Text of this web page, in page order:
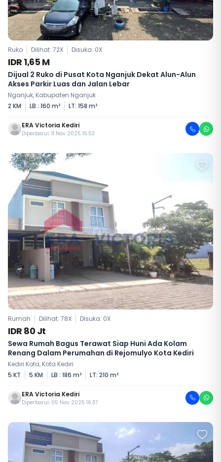
Ruko Dilihat: 72X Disuka: 0X
IDR 1,65 M
Dijual 2 Ruko di Pusat Kota Nganjuk Dekat Alun-Alun
Akses Parkir Luas dan Jalan Lebar
Nganjuk, Kabupaten Nganjuk
2 KM
LB : 160 m² LT: 158 m²
ERA Victoria Kediri
Diperbarui: 11 Nov 2025 15:53
Rumah Dilihat: 78X Disuka: 0X
IDR 80 Jt
Sewa Rumah Bagus Terawat Siap Huni Ada Kolam
Renang Dalam Perumahan di Rejomulyo Kota Kediri
Kediri Kota, Kota Kediri
5 KT
5 KM LB : 186 m² LT: 210 m²
ERA Victoria Kediri
Diperbarui: 05 Nov 2025 16:37